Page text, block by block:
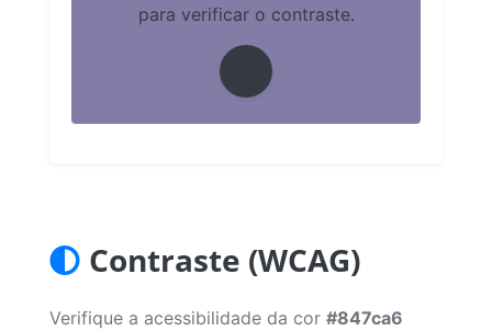
para verificar o contraste.
Contraste (WCAG)
Verifique a acessibilidade da cor #847ca6